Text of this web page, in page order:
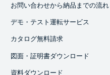
お問い合わせから納品までの流れ
デモ・テスト運転サービス
カタログ無料請求
図面・証明書ダウンロード
資料ダウンロード